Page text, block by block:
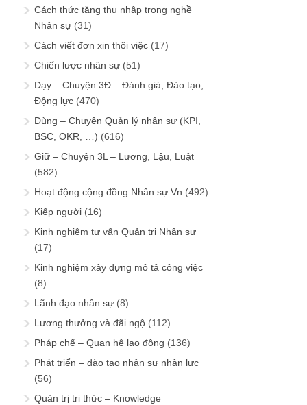
Cách thức tăng thu nhập trong nghề
Nhân sự (31)
Cách viết đơn xin thôi việc (17)
Chiến lược nhân sự (51)
Dạy – Chuyện 3Đ – Đánh giá, Đào tạo,
Động lực (470)
Dùng – Chuyện Quản lý nhân sự (KPI,
BSC, OKR, …) (616)
Giữ – Chuyện 3L – Lương, Lậu, Luật
(582)
Hoạt động cộng đồng Nhân sự Vn (492)
Kiếp người (16)
Kinh nghiệm tư vấn Quản trị Nhân sự
(17)
Kinh nghiệm xây dựng mô tả công việc
(8)
Lãnh đạo nhân sự (8)
Lương thưởng và đãi ngộ (112)
Pháp chế – Quan hệ lao động (136)
Phát triển – đào tạo nhân sự nhân lực
(56)
Quản trị tri thức – Knowledge